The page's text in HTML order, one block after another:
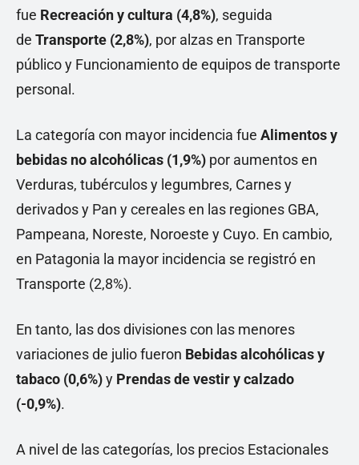
fue Recreación y cultura (4,8%), seguida
de Transporte (2,8%), por alzas en Transporte
público y Funcionamiento de equipos de transporte
personal.
La categoría con mayor incidencia fue Alimentos y
bebidas no alcohólicas (1,9%) por aumentos en
Verduras, tubérculos y legumbres, Carnes y
derivados y Pan y cereales en las regiones GBA,
Pampeana, Noreste, Noroeste y Cuyo. En cambio,
en Patagonia la mayor incidencia se registró en
Transporte (2,8%).
En tanto, las dos divisiones con las menores
variaciones de julio fueron Bebidas alcohólicas y
tabaco (0,6%)y Prendas de vestir y calzado
(-0,9%).
A nivel de las categorías, los precios Estacionales